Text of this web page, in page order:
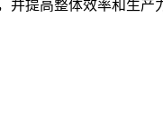
提高整体效率和生产